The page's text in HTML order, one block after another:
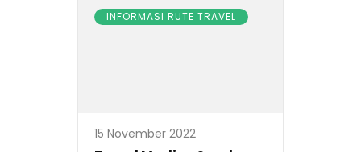
INFORMASI RUTE TRAVEL
15 November 2022